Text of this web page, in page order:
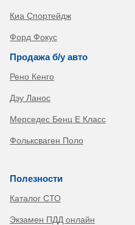
Киа Спортейдж
Форд Фокус
Продажа б/у авто
Рено Кенго
Дэу Ланос
Мерседес Бенц Е Класс
Фольксваген Поло
Полезности
Каталог СТО
Экзамен ПДД онлайн